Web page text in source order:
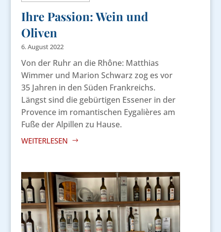
Ihre Passion: Wein und
Oliven
6. August 2022
Von der Ruhr an die Rhône: Matthias
Wimmer und Marion Schwarz zog es vor
35 Jahren in den Süden Frankreichs.
Längst sind die gebürtigen Essener in der
Provence im romantischen Eygalières am
Fuße der Alpillen zu Hause.
WEITERLESEN